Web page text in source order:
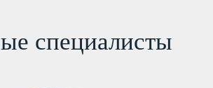
специалисты